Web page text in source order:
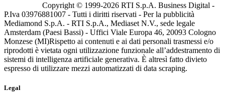
Copyright © 1999-2026 RTI S.p.A. Business Digital -
P.Iva 03976881007 - Tutti i diritti riservati - Per la pubblicità
Mediamond S.p.A. - RTI S.p.A., Mediaset N.V., sede legale
Amsterdam (Paesi Bassi) - Uffici Viale Europa 46, 20093 Cologno
Monzese (MI)Rispetto ai contenuti e ai dati personali trasmessi e/o
riprodotti è vietata ogni utilizzazione funzionale all’addestramento di
sistemi di intelligenza artificiale generativa. È altresì fatto divieto
espresso di utilizzare mezzi automatizzati di data scraping.
Legal